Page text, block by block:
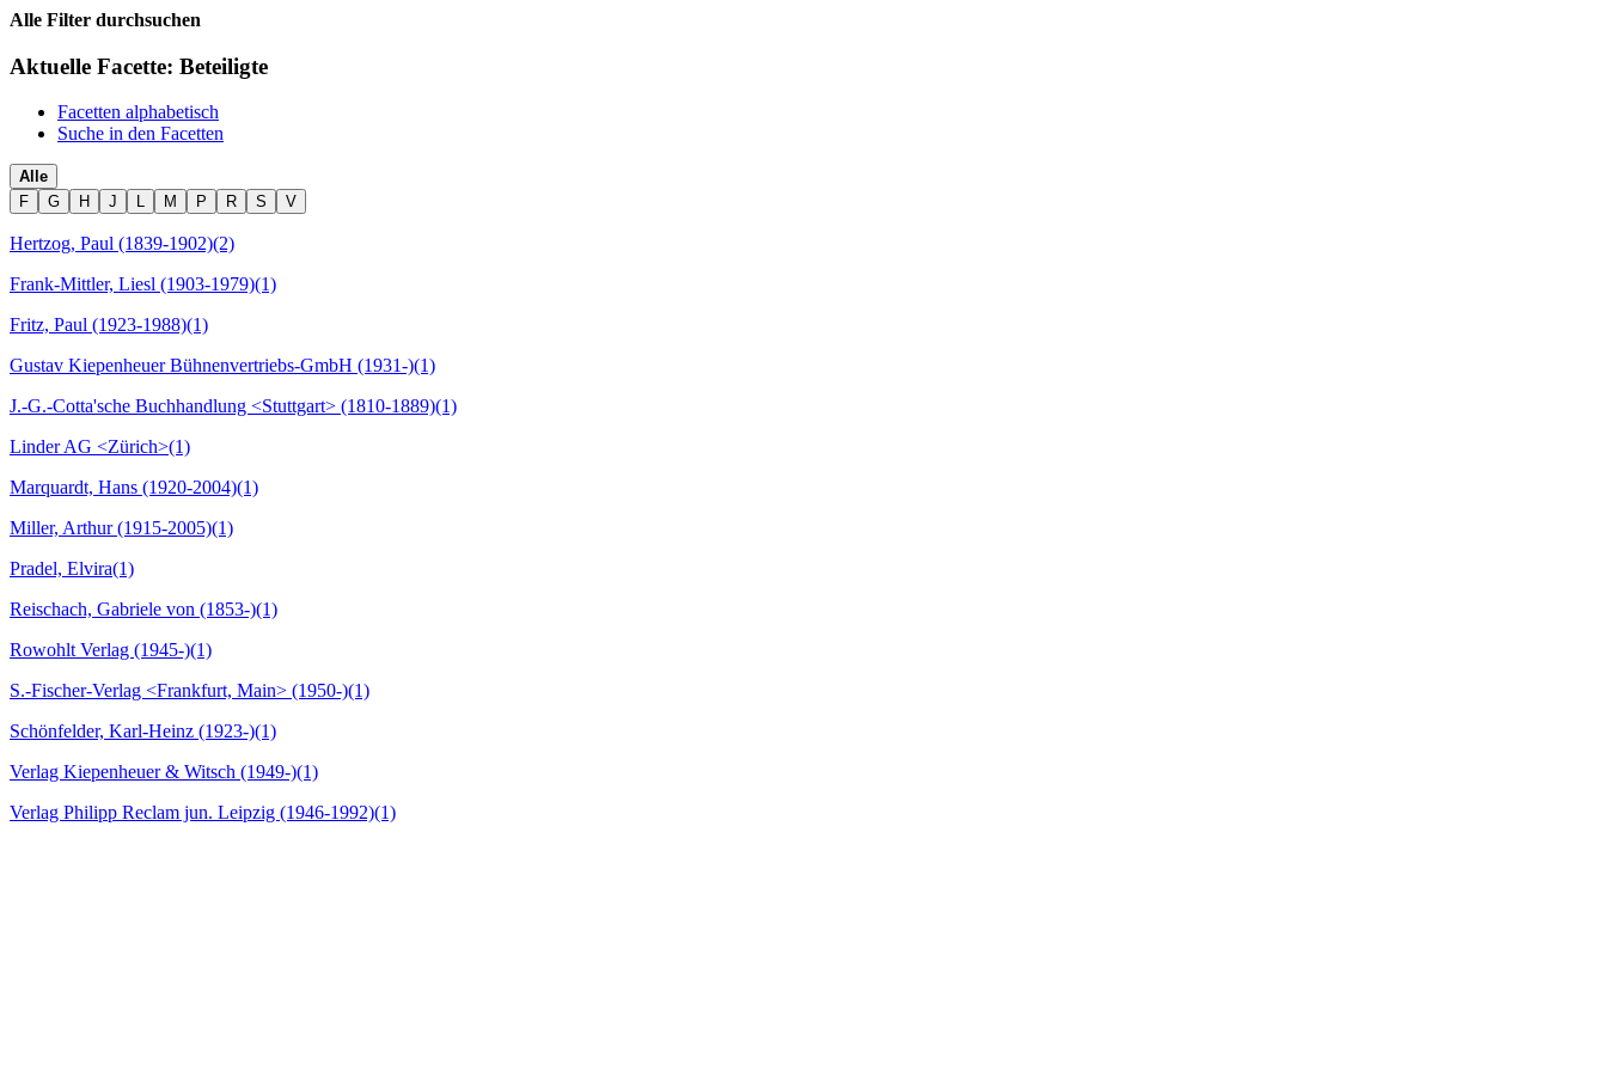
Alle Filter durchsuchen
Aktuelle Facette: Beteiligte
Facetten alphabetisch
Suche in den Facetten
Alle
F
G H J L M P R S V
Hertzog, Paul (1839-1902)(2)
Frank-Mittler, Liesl (1903-1979)(1)
Fritz, Paul (1923-1988)(1)
Gustav Kiepenheuer Bühnenvertriebs-GmbH (1931-)(1)
J.-G.-Cotta'sche Buchhandlung <Stuttgart> (1810-1889)(1)
Linder AG <Zürich>(1)
Marquardt, Hans (1920-2004)(1)
Miller, Arthur (1915-2005)(1)
Pradel, Elvira(1)
Reischach, Gabriele von (1853-)(1)
Rowohlt Verlag (1945-)(1)
S.-Fischer-Verlag <Frankfurt, Main> (1950-)(1)
Schönfelder, Karl-Heinz (1923-)(1)
Verlag Kiepenheuer & Witsch (1949-)(1)
Verlag Philipp Reclam jun. Leipzig (1946-1992)(1)